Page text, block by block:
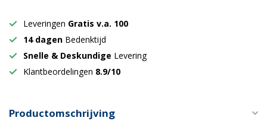
Leveringen Gratis v.a. 100
14 dagen Bedenktijd
Snelle & Deskundige Levering
Klantbeordelingen 8.9/10
Productomschrijving